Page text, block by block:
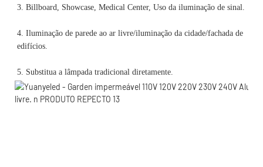
4. Iluminação de parede ao ar livre/iluminação da cidade/fachada de